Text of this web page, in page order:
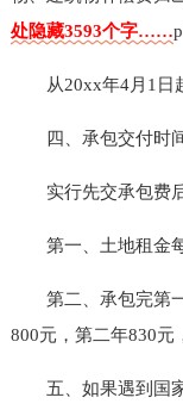
处隐藏3593个字……
从20xx年4月1日
四、承包交付时
实行先交承包费
第一、土地租金
第二、承包完第
800元，第二年830元
五、如果遇到国